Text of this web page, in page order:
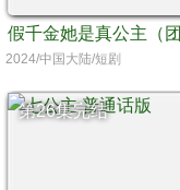
2024/中国大陆/短剧
第26集完结